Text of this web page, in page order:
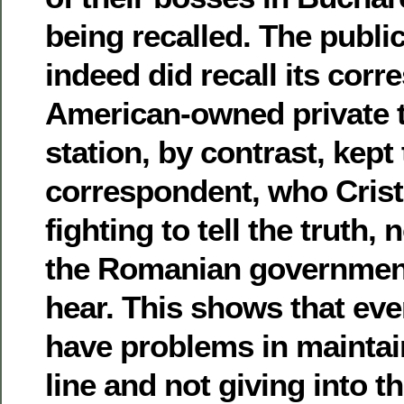
being recalled. The
indeed did recall its
American-owned private
station, by contrast, kept
correspondent, who
fighting to tell the truth,
the Romanian
hear. This shows that
have problems in
line and not giving into